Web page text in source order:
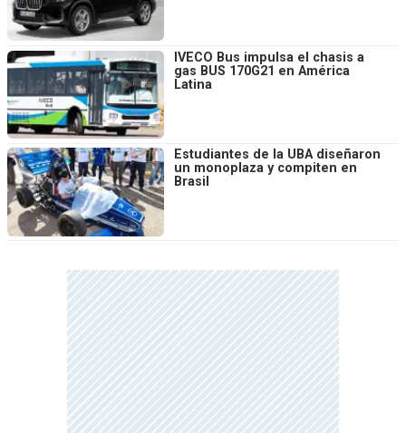
IVECO Bus impulsa el chasis a
gas BUS 170G21 en América
Latina
Estudiantes de la UBA diseñaron
un monoplaza y compiten en
Brasil